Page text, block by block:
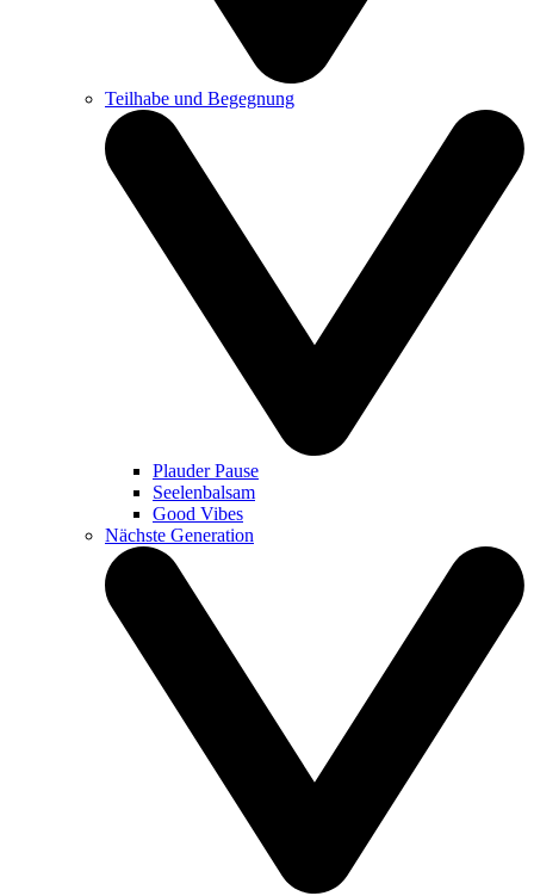
Teilhabe und Begegnung
Plauder Pause
Seelenbalsam
Good Vibes
Nächste Generation